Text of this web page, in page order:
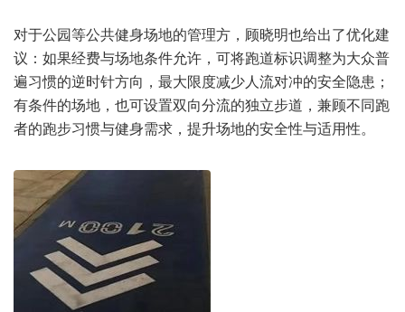
对于公园等公共健身场地的管理方，顾晓明也给出了优化建
议：如果经费与场地条件允许，可将跑道标识调整为大众普
遍习惯的逆时针方向，最大限度减少人流对冲的安全隐患；
有条件的场地，也可设置双向分流的独立步道，兼顾不同跑
者的跑步习惯与健身需求，提升场地的安全性与适用性。